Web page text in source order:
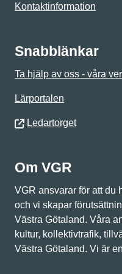
Kontaktinformation
Snabblänkar
Ta hjälp av oss - våra
Lärportalen
Ledartorget
Om VGR
VGR ansvarar för att du
och vi skapar
Västra Götaland. Våra
kultur, kollektivtrafik,
Västra Götaland. Vi är